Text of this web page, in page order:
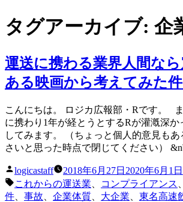
タグアーカイブ: 企
運送に携わる業界人間なら
ある映画から考えてみた件
こんにちは。 ロジカ広報部・Rです。
に携わり1年が経とうとするRが灌漑深か
してみます。 （ちょっと個人的意見もあ
さいと思った時点で閉じてください）
投
稿
者:
logicastaff 2018年6月27日 2020年6月1日
タ
グ:
これからの運送業 コンプライアンス
件
事故 企業体質 大企業 東名高速